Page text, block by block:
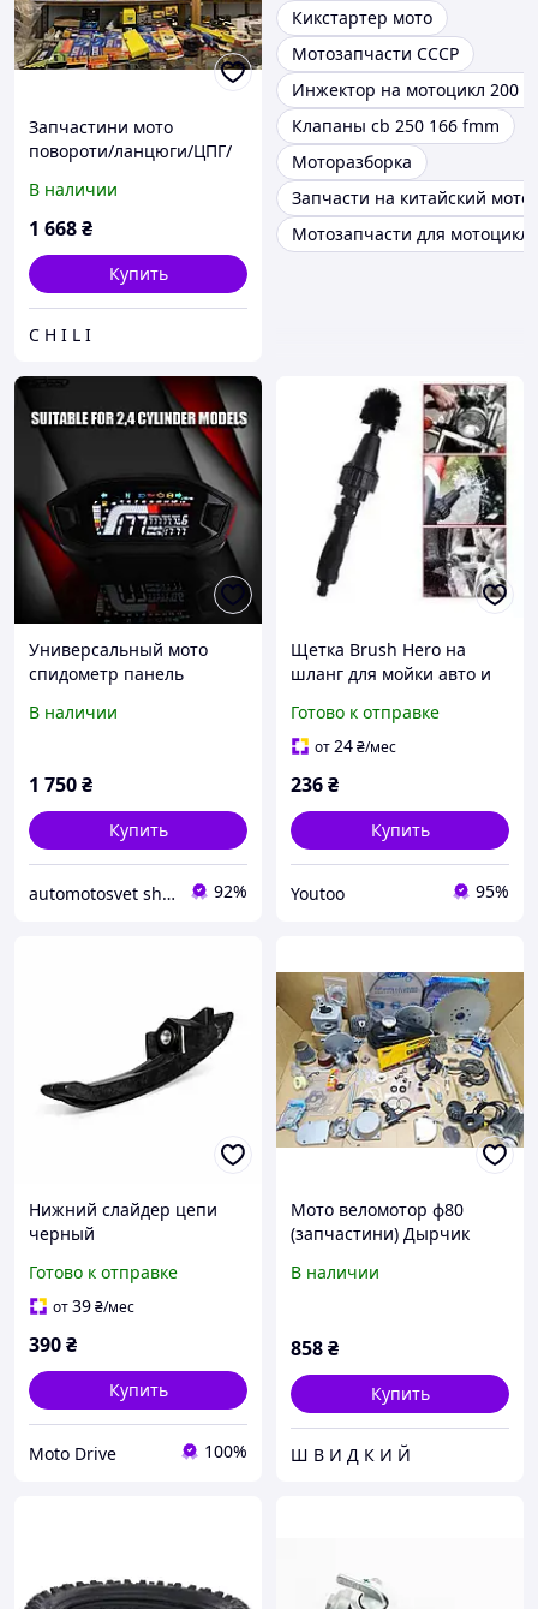
Запчастини мото
повороти/ланцюги/ЦПГ/
В наличии
1 668₴
Купить
C H I L I
Кикстартер мото
Мотозапчасти СССР
Инжектор на мотоцикл 200
Клапаны cb 250 166 fmm
Моторазборка
Запчасти на китайский
Мотозапчасти для
Универсальный мото
спидометр панель
10000 оборотов/мин
В наличии
1 750₴
Купить
automotosvet shop 92%
Щетка Brush Hero на
шланг для мойки авто и
щетка для колес, дисков,
велосипеда, плитки и
Готово к отправке
от24₴/мес
236₴
Купить
Youtoo 95%
Нижний слайдер цепи
черный
Готово к отправке
от39₴/мес
390₴
Купить
Moto Drive 100%
Мото веломотор ф80
(запчастини) Дырчик
В наличии
858₴
Купить
Ш В И Д К И Й